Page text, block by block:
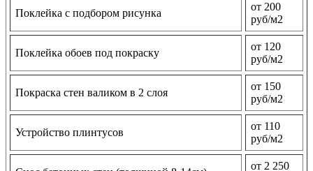
Поклейка с подбором рисунка
от 200
руб/м2
Поклейка обоев под покраску
от 120
руб/м2
Покраска стен валиком в 2 слоя
от 150
руб/м2
Устройство плинтусов
от 110
руб/м2
от 2 250